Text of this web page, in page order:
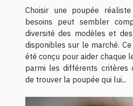
Choisir une poupée
besoins peut sembler
diversité des modèles et
disponibles sur le marché.
été conçu pour aider chaque
parmi les différents critères
de trouver la poupée qui lui...